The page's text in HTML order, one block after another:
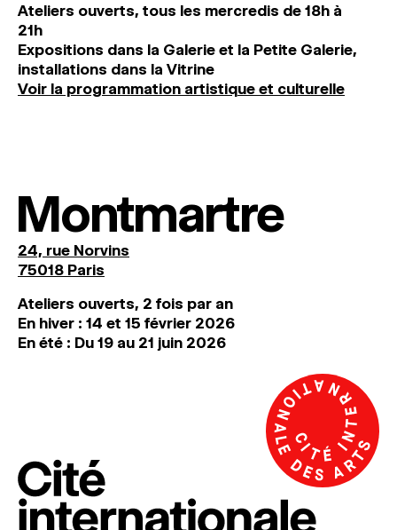
Ateliers ouverts, tous les mercredis de 18h à
21h
Expositions dans la Galerie et la Petite Galerie,
installations dans la Vitrine
Voir la programmation artistique et culturelle
Montmartre
24, rue Norvins
75018 Paris
Ateliers ouverts, 2 fois par an
En hiver : 14 et 15 février 2026
En été : Du 19 au 21 juin 2026